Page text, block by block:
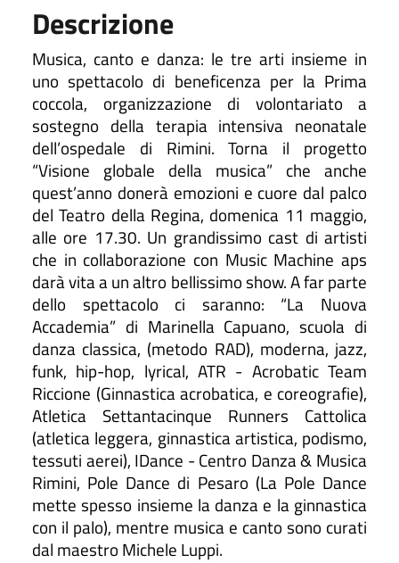
Descrizione
Musica, canto e danza: le tre arti insieme in
uno spettacolo di beneficenza per la Prima
coccola, organizzazione di volontariato a
sostegno della terapia intensiva neonatale
dell’ospedale di Rimini. Torna il progetto
“Visione globale della musica” che anche
quest’anno donerà emozioni e cuore dal palco
del Teatro della Regina, domenica 11 maggio,
alle ore 17.30. Un grandissimo cast di artisti
che in collaborazione con Music Machine aps
darà vita a un altro bellissimo show. A far parte
dello spettacolo ci saranno: “La Nuova
Accademia” di Marinella Capuano, scuola di
danza classica, (metodo RAD), moderna, jazz,
funk, hip-hop, lyrical, ATR - Acrobatic Team
Riccione (Ginnastica acrobatica, e coreografie),
Atletica Settantacinque Runners Cattolica
(atletica leggera, ginnastica artistica, podismo,
tessuti aerei), IDance - Centro Danza & Musica
Rimini, Pole Dance di Pesaro (La Pole Dance
mette spesso insieme la danza e la ginnastica
con il palo), mentre musica e canto sono curati
dal maestro Michele Luppi.